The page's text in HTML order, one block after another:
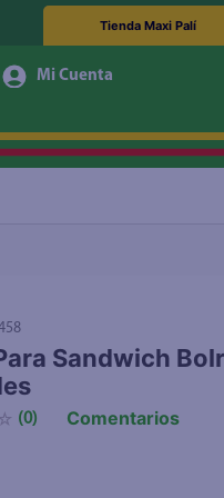
Tienda Maxi Palí
Sandwich
☆ (0) Comentarios